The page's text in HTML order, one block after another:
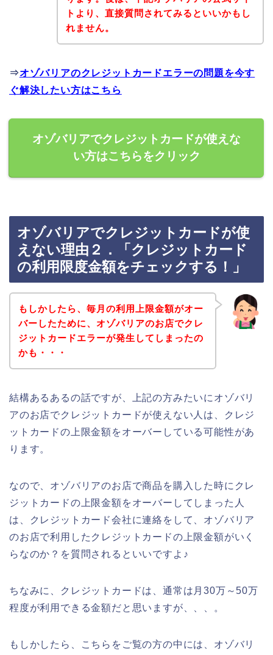
トより、直接質問されてみるといいかもし
れません。
⇒オゾバリアのクレジットカードエラーの問題を今す
ぐ解決したい方はこちら
オゾバリアでクレジットカードが使えな
い方はこちらをクリック
オゾバリアでクレジットカードが使
えない理由２．「クレジットカード
の利用限度金額をチェックする！」
もしかしたら、毎月の利用上限金額がオー
バーしたために、オゾバリアのお店でクレ
ジットカードエラーが発生してしまったの
かも・・・
結構あるあるの話ですが、上記の方みたいにオゾバリ
アのお店でクレジットカードが使えない人は、クレジ
ットカードの上限金額をオーバーしている可能性があ
ります。
なので、オゾバリアのお店で商品を購入した時にクレ
ジットカードの上限金額をオーバーしてしまった人
は、クレジットカード会社に連絡をして、オゾバリア
のお店で利用したクレジットカードの上限金額がいく
らなのか？を質問されるといいですよ♪
ちなみに、クレジットカードは、通常は月30万～50万
程度が利用できる金額だと思いますが、、、。
もしかしたら、こちらをご覧の方の中には、オゾバリ